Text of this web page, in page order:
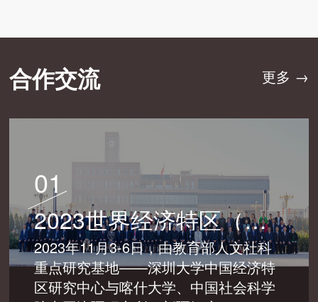
合作交流 更多 →
01
2023世界经济特区（喀什）发展论坛成功举办
2023年11月3-6日，由教育部人文社科
重点研究基地——深圳大学中国经济特
区研究中心与喀什大学、中国社会科学